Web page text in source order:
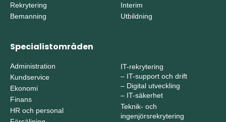
Rekrytering
Bemanning
Interim
Utbildning
Specialistområden
Administration
Kundservice
Ekonomi
Finans
HR och personal
IT-rekrytering
– IT-support och drift
– Digital utveckling
– IT-säkerhet
Teknik- och
ingenjörsrekrytering